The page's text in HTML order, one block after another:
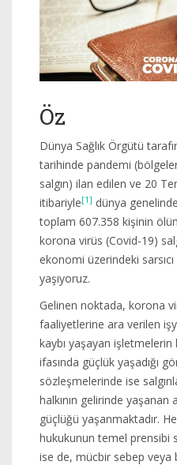
Öz
Dünya Sağlık Örgütü
tarihinde pandemi
salgın) ilan edilen ve 20
itibariyle[1] dünya
toplam 607.358 kişinin
korona virüs (Covid-19)
ekonomi üzerindeki
yaşıyoruz.
Gelinen noktada, korona
faaliyetlerine ara verilen
kaybı yaşayan
ifasında güçlük yaşadığı
sözleşmelerinde ise
halkının gelirinde
güçlüğü yaşanmaktadır.
hukukunun temel prensibi
ise de, mücbir sebep veya